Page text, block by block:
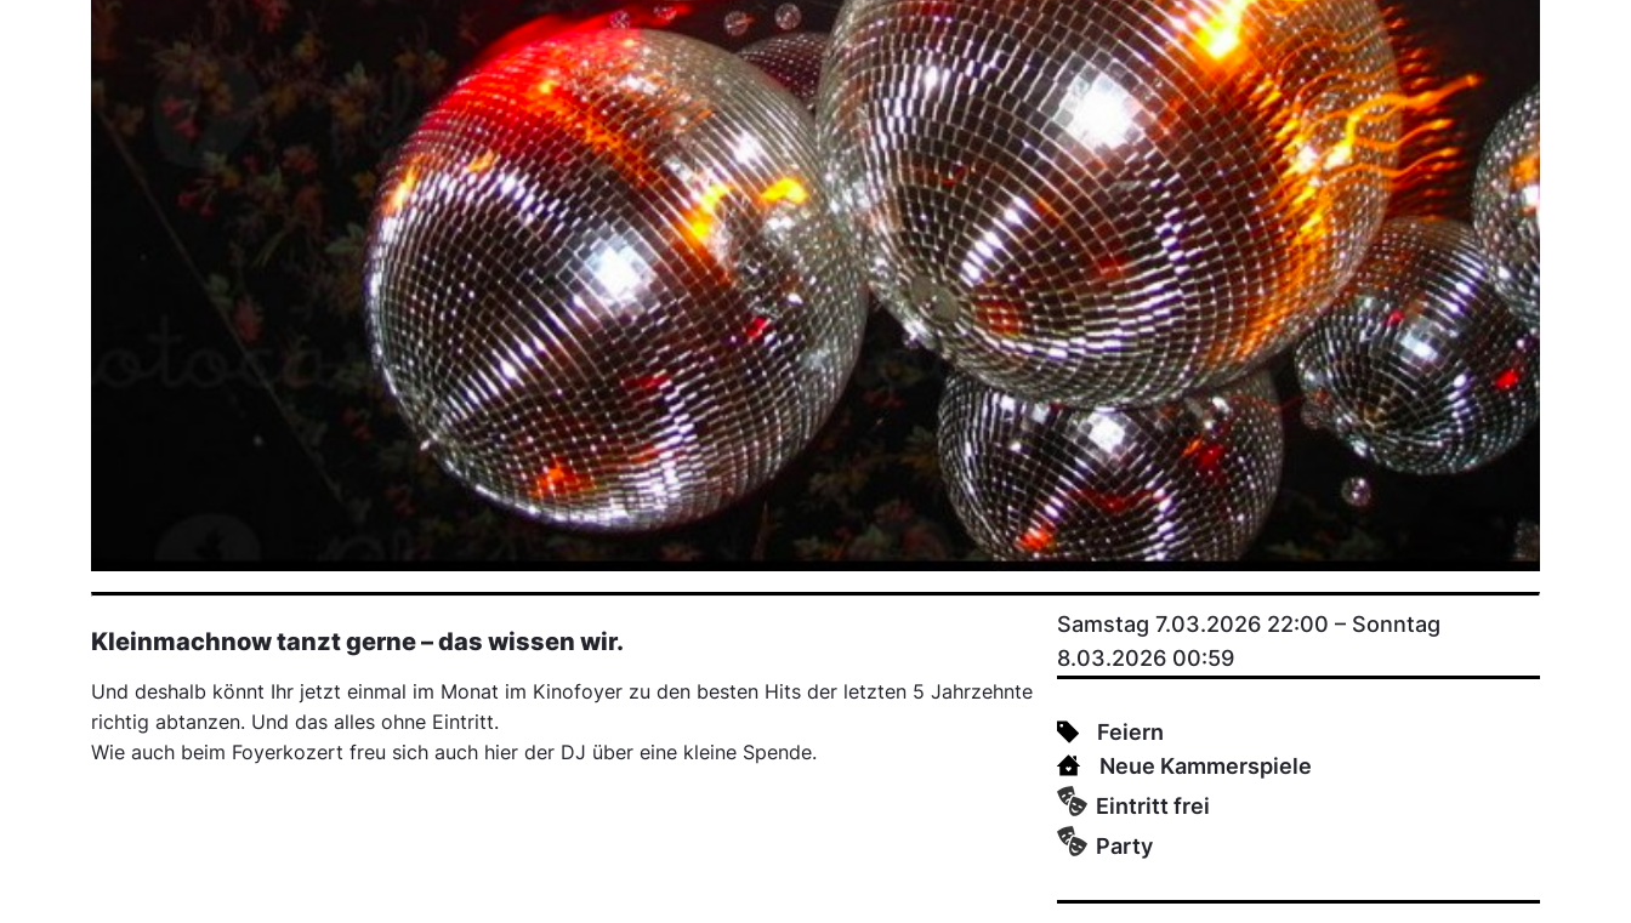
Kleinmachnow tanzt gerne – das wissen wir.
Und deshalb könnt Ihr jetzt einmal im Monat im Kinofoyer zu den besten Hits der letzten 5 Jahrzehnte
richtig abtanzen. Und das alles ohne Eintritt.
Wie auch beim Foyerkozert freu sich auch hier der DJ über eine kleine Spende.
Samstag 7.03.2026 22:00 – Sonntag
8.03.2026 00:59
Feiern
Neue Kammerspiele
Eintritt frei
Party